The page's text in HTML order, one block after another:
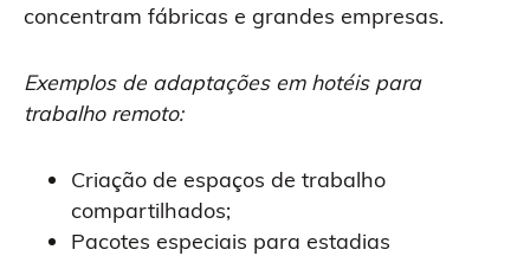
concentram fábricas e grandes empresas.
Exemplos de adaptações em hotéis para
trabalho remoto:
Criação de espaços de trabalho
compartilhados;
Pacotes especiais para estadias